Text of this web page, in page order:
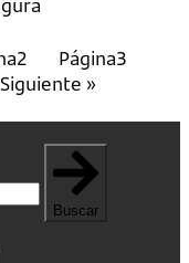
2 Página3
Siguiente »
Buscar